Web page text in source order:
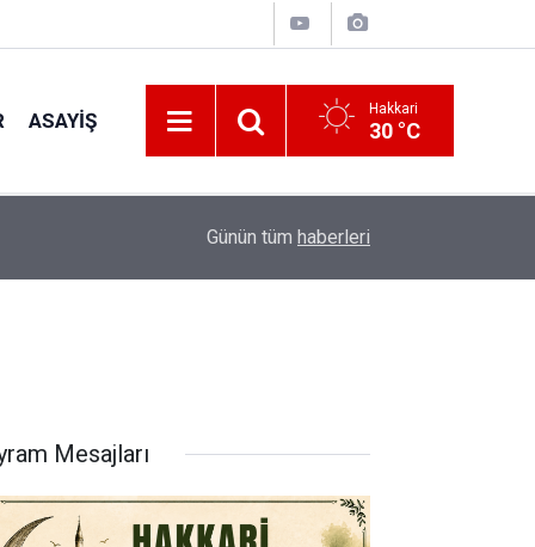
ASAYIŞ Hakkari
30 °C
İran'ın Ankara Büyükelçisi'nden HATSO'ya
Günün tüm haberleri
Mesajları